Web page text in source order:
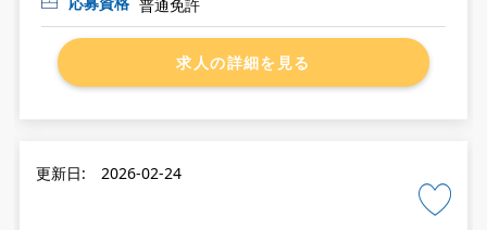
普通免許
求人の詳細を見る
更新日: 2026-02-24